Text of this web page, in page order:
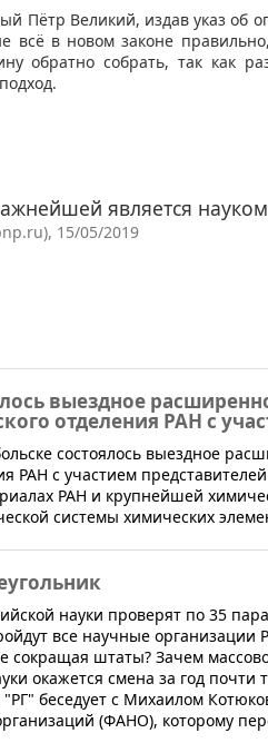
Пётр Великий, издав указ об
всё в новом законе
обратно собрать, так как
является
15/05/2019
выездное
отделения РАН с
состоялось выездное
РАН с участием
РАН и крупнейшей
системы химических
науки проверят по 35
все научные
сокращая штаты? Зачем
окажется смена за год почти
беседует с Михаилом
(ФАНО), которому